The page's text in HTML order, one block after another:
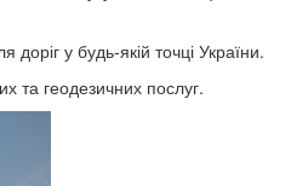
у будь-якій точці України.
та геодезичних послуг.